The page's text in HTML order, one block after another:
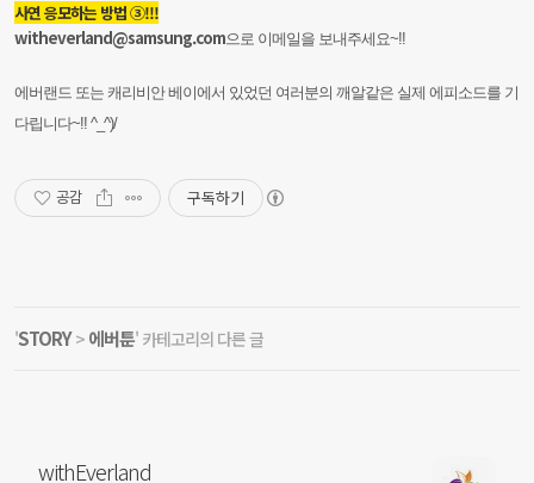
사연 응모하는 방법 ③!!!
witheverland@samsung.com으로 이메일을 보내주세요~!!
에버랜드 또는 캐리비안 베이에서 있었던 여러분의 깨알같은 실제 에피소드를 기
다립니다~!! ^_^)/
공감 구독하기
'STORY> 에버툰' 카테고리의 다른 글
withEverland